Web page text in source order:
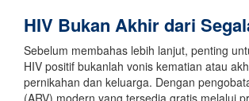
HIV Bukan Akhir dari
Sebelum membahas lebih lanjut, penting
HIV positif bukanlah vonis kematian atau
pernikahan dan keluarga. Dengan
(ARV) modern yang tersedia gratis melalui